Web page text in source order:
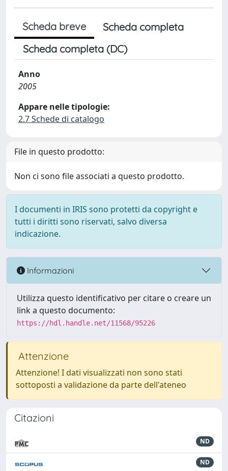
Scheda breve
Scheda completa
Scheda completa (DC)
Anno
2005
Appare nelle tipologie:
2.7 Schede di catalogo
File in questo prodotto:
Non ci sono file associati a questo prodotto.
I documenti in IRIS sono protetti da copyright e
tutti i diritti sono riservati, salvo diversa
indicazione.
Informazioni
Utilizza questo identificativo per citare o creare un
link a questo documento:
https://hdl.handle.net/11568/95226
Attenzione
Attenzione! I dati visualizzati non sono stati
sottoposti a validazione da parte dell'ateneo
Citazioni
ND
ND